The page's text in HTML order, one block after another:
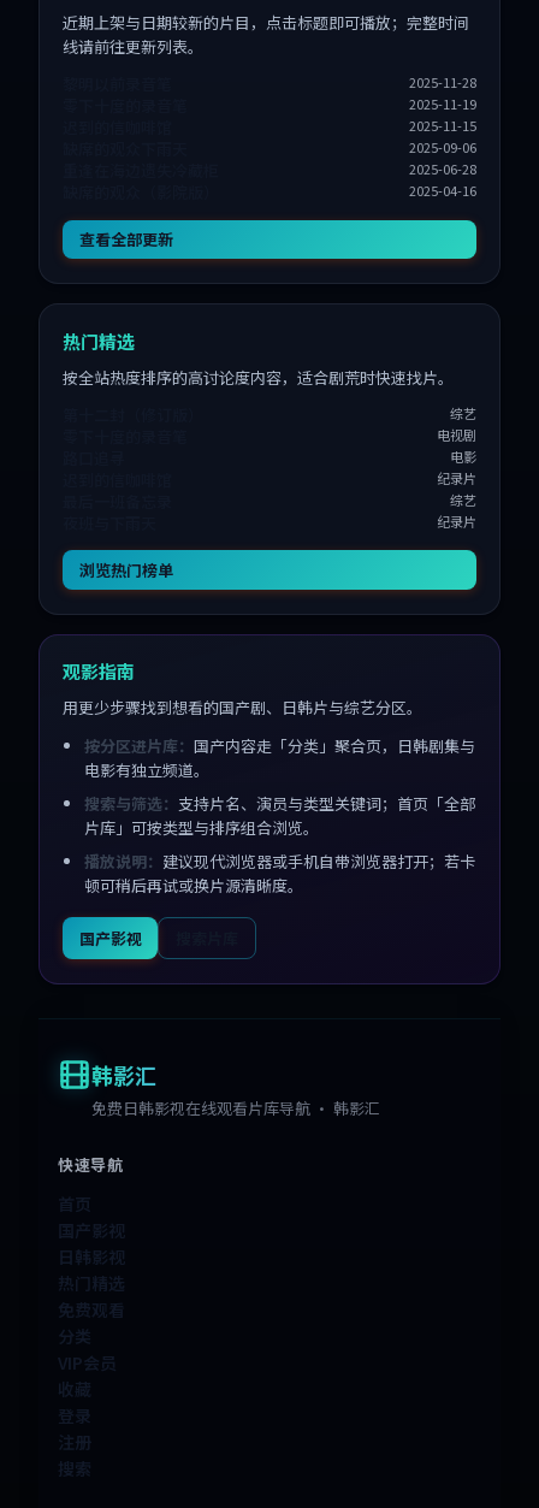
近期上架与日期较新的片目，点击标题即可播放；完整时间
线请前往更新列表。
2025-11-28
2025-11-19
2025-11-15
2025-09-06
2025-06-28
2025-04-16
查看全部更新
热门精选
按全站热度排序的高讨论度内容，适合剧荒时快速找片。
综艺
电视剧
电影
纪录片
综艺
纪录片
浏览热门榜单
观影指南
用更少步骤找到想看的国产剧、日韩片与综艺分区。
按分区进片库： 国产内容走「分类」聚合页，日韩剧集与
电影有独立频道。
搜索与筛选： 支持片名、演员与类型关键词；首页「全部
片库」可按类型与排序组合浏览。
播放说明： 建议现代浏览器或手机自带浏览器打开；若卡
顿可稍后再试或换片源清晰度。
国产影视
韩影汇
免费日韩影视在线观看片库导航 · 韩影汇
快速导航
首页
国产影视
日韩影视
热门精选
免费观看
分类
VIP会员
收藏
登录
注册
搜索